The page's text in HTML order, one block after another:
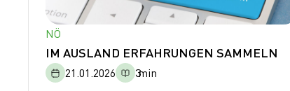
NÖ
IM AUSLAND ERFAHRUNGEN SAMMELN
21.01.2026 3min